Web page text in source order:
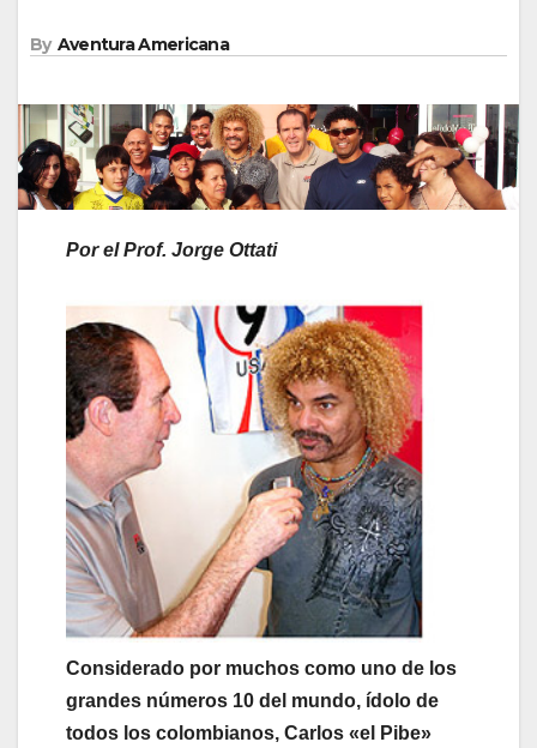
By Aventura Americana
Por el Prof. Jorge Ottati
Considerado por muchos como uno de los
grandes números 10 del mundo, ídolo de
todos los colombianos, Carlos «el Pibe»